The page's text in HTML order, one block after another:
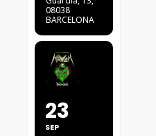
08038
BARCELONA
23
SEP